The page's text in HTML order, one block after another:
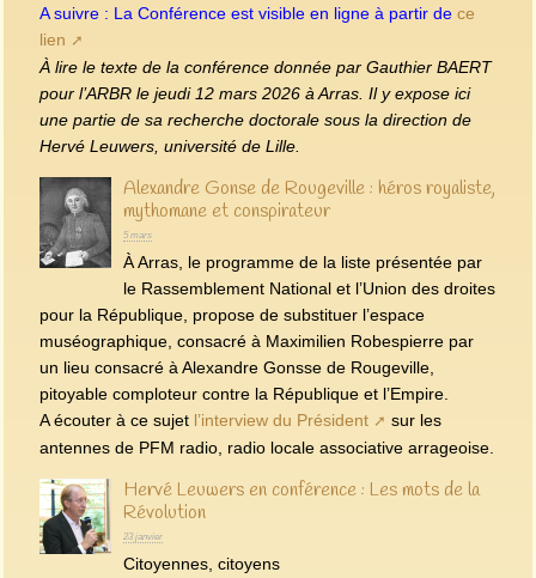
A suivre : La Conférence est visible en ligne à partir de ce
lien
À lire le texte de la conférence donnée par Gauthier BAERT
pour l’ARBR le jeudi 12 mars 2026 à Arras. Il y expose ici
une partie de sa recherche doctorale sous la direction de
Hervé Leuwers, université de Lille.
Alexandre Gonse de Rougeville : héros royaliste,
mythomane et conspirateur
5 mars
À Arras, le programme de la liste présentée par
le Rassemblement National et l’Union des droites
pour la République, propose de substituer l’espace
muséographique, consacré à Maximilien Robespierre par
un lieu consacré à Alexandre Gonsse de Rougeville,
pitoyable comploteur contre la République et l’Empire.
A écouter à ce sujet l’interview du Président
sur les
antennes de PFM radio, radio locale associative arrageoise.
Hervé Leuwers en conférence : Les mots de la
Révolution
23 janvier
Citoyennes, citoyens